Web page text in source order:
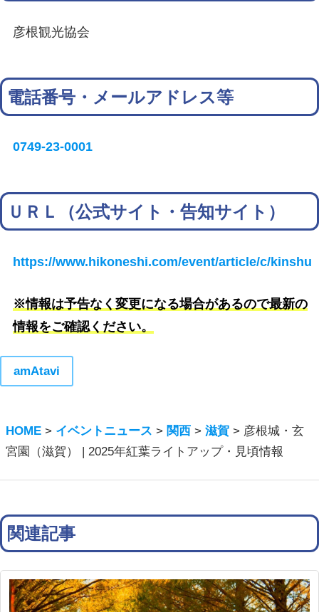
彦根観光協会
電話番号・メールアドレス等
0749-23-0001
ＵＲＬ（公式サイト・告知サイト）
https://www.hikoneshi.com/event/article/c/kinshu
※情報は予告なく変更になる場合があるので最新の
情報をご確認ください。
amAtavi
HOME > イベントニュース > 関西 >滋賀 > 彦根城・玄
宮園（滋賀） | 2025年紅葉ライトアップ・見頃情報
関連記事